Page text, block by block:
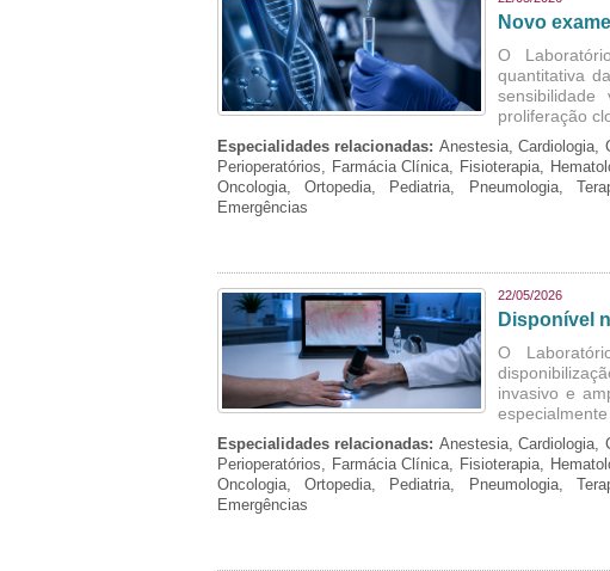
Novo
O
quantitativa
proliferação
Especialidades relacionadas: Anestesia, Cardiologia,
Perioperatórios, Farmácia Clínica, Fisioterapia,
Oncologia, Ortopedia, Pediatria, Pneumologia,
Emergências
22/05/2026
Disponível
O
invasivo e
Especialidades relacionadas: Anestesia, Cardiologia,
Perioperatórios, Farmácia Clínica, Fisioterapia,
Oncologia, Ortopedia, Pediatria, Pneumologia,
Emergências